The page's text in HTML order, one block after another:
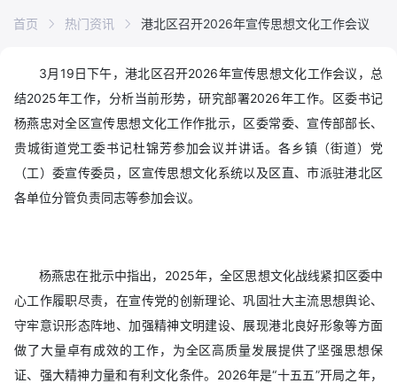
首页 热门资讯 港北区召开2026年宣传思想文化工作会议
3月19日下午，港北区召开2026年宣传思想文化工作会议，总
结2025年工作，分析当前形势，研究部署2026年工作。区委书记
杨燕忠对全区宣传思想文化工作作批示，区委常委、宣传部部长、
贵城街道党工委书记杜锦芳参加会议并讲话。各乡镇（街道）党
（工）委宣传委员，区宣传思想文化系统以及区直、市派驻港北区
各单位分管负责同志等参加会议。
杨燕忠在批示中指出，2025年，全区思想文化战线紧扣区委中
心工作履职尽责，在宣传党的创新理论、巩固壮大主流思想舆论、
守牢意识形态阵地、加强精神文明建设、展现港北良好形象等方面
做了大量卓有成效的工作，为全区高质量发展提供了坚强思想保
证、强大精神力量和有利文化条件。2026年是“十五五”开局之年，